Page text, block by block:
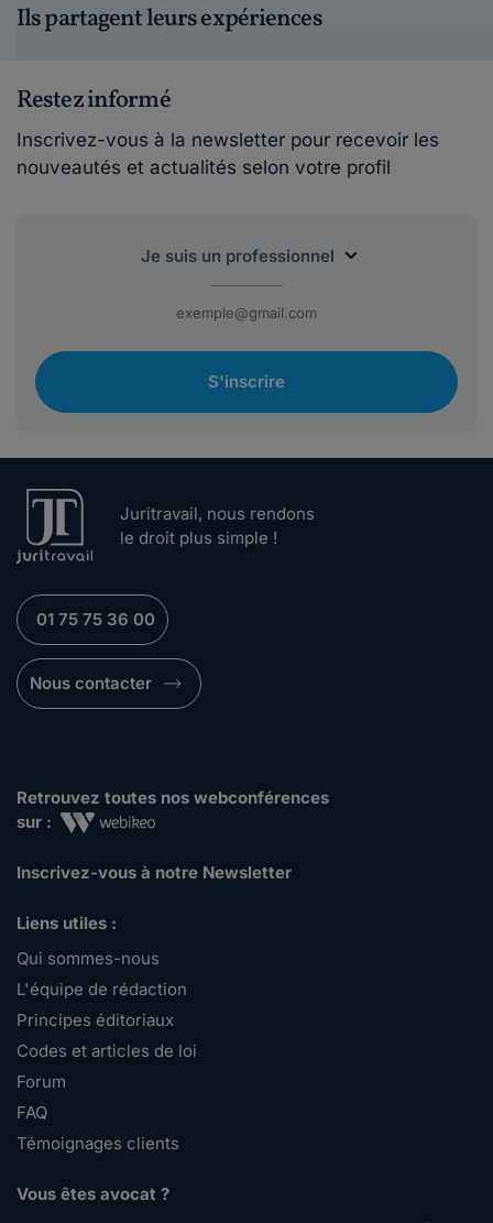
Ils partagent leurs expériences
Restez informé
Inscrivez-vous à la newsletter pour recevoir les
nouveautés et actualités selon votre profil
S'inscrire
Juritravail, nous rendons
le droit plus simple !
01 75 75 36 00
Nous contacter
Retrouvez toutes nos webconférences
sur :
Inscrivez-vous à notre Newsletter
Liens utiles :
Qui sommes-nous
L'équipe de rédaction
Principes éditoriaux
Codes et articles de loi
Forum
FAQ
Témoignages clients
Vous êtes avocat ?